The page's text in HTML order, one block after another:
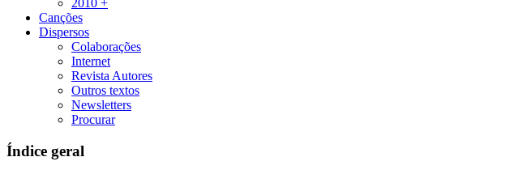
2010 +
Canções
Dispersos
Colaborações
Internet
Revista Autores
Outros textos
Newsletters
Procurar
Índice geral